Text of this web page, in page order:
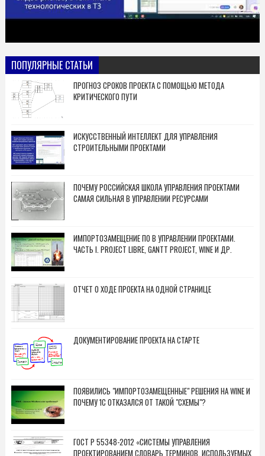
ПОПУЛЯРНЫЕ СТАТЬИ
ПРОГНОЗ СРОКОВ ПРОЕКТА С ПОМОЩЬЮ МЕТОДА
КРИТИЧЕСКОГО ПУТИ
ИСКУССТВЕННЫЙ ИНТЕЛЛЕКТ ДЛЯ УПРАВЛЕНИЯ
СТРОИТЕЛЬНЫМИ ПРОЕКТАМИ
ПОЧЕМУ РОССИЙСКАЯ ШКОЛА УПРАВЛЕНИЯ ПРОЕКТАМИ
САМАЯ СИЛЬНАЯ В УПРАВЛЕНИИ РЕСУРСАМИ
ИМПОРТОЗАМЕЩЕНИЕ ПО В УПРАВЛЕНИИ ПРОЕКТАМИ.
ЧАСТЬ I. PROJECT LIBRE, GANTT PROJECT, WINE И ДР.
ОТЧЕТ О ХОДЕ ПРОЕКТА НА ОДНОЙ СТРАНИЦЕ
ДОКУМЕНТИРОВАНИЕ ПРОЕКТА НА СТАРТЕ
ПОЯВИЛИСЬ "ИМПОРТОЗАМЕЩЕННЫЕ" РЕШЕНИЯ НА WINE И
ПОЧЕМУ 1С ОТКАЗАЛСЯ ОТ ТАКОЙ "СХЕМЫ"?
ГОСТ Р 55348-2012 «СИСТЕМЫ УПРАВЛЕНИЯ
ПРОЕКТИРОВАНИЕМ СЛОВАРЬ ТЕРМИНОВ, ИСПОЛЬЗУЕМЫХ